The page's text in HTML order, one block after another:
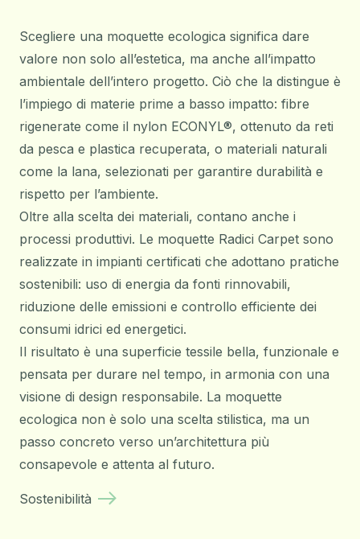
Scegliere una moquette ecologica significa dare
valore non solo all’estetica, ma anche all’impatto
ambientale dell’intero progetto. Ciò che la distingue è
l’impiego di materie prime a basso impatto: fibre
rigenerate come il nylon ECONYL®, ottenuto da reti
da pesca e plastica recuperata, o materiali naturali
come la lana, selezionati per garantire durabilità e
rispetto per l’ambiente.
Oltre alla scelta dei materiali, contano anche i
processi produttivi. Le moquette Radici Carpet sono
realizzate in impianti certificati che adottano pratiche
sostenibili: uso di energia da fonti rinnovabili,
riduzione delle emissioni e controllo efficiente dei
consumi idrici ed energetici.
Il risultato è una superficie tessile bella, funzionale e
pensata per durare nel tempo, in armonia con una
visione di design responsabile. La moquette
ecologica non è solo una scelta stilistica, ma un
passo concreto verso un’architettura più
consapevole e attenta al futuro.
Sostenibilità